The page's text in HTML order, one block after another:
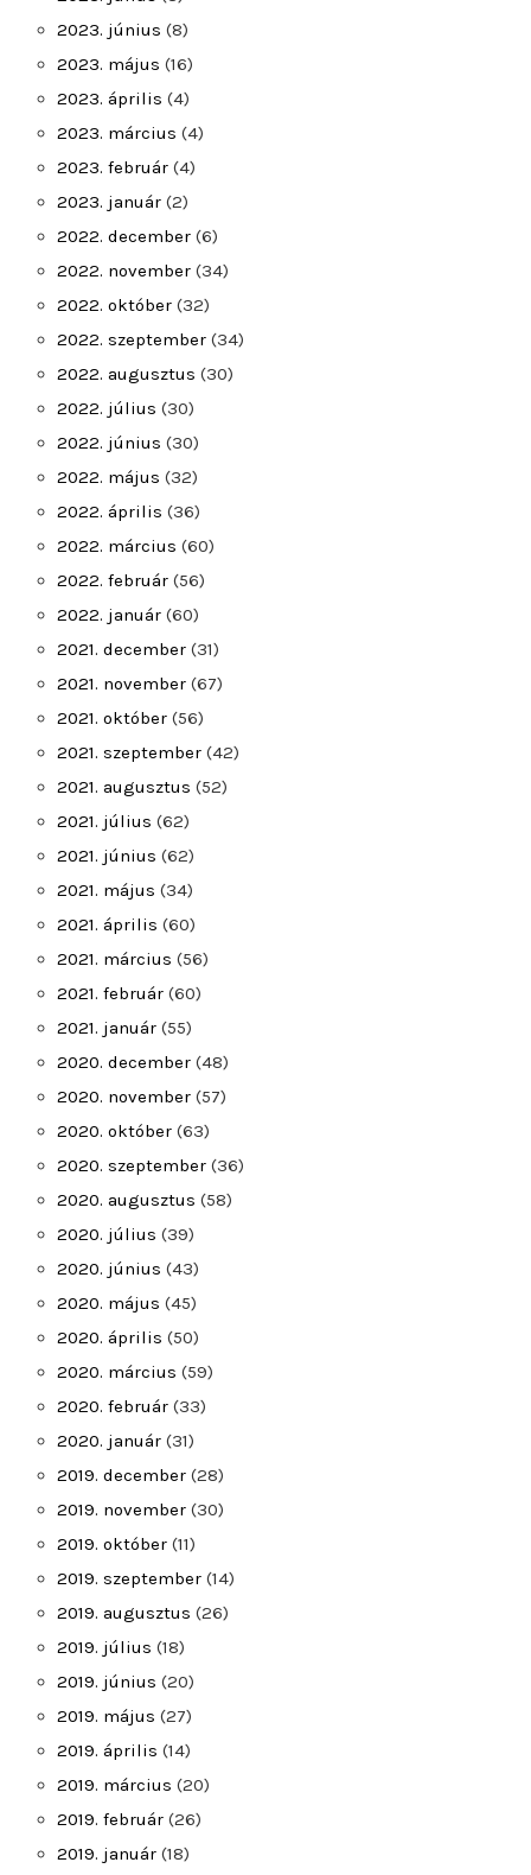
2023. június (8)
2023. május (16)
2023. április (4)
2023. március (4)
2023. február (4)
2023. január (2)
2022. december (6)
2022. november (34)
2022. október (32)
2022. szeptember (34)
2022. augusztus (30)
2022. július (30)
2022. június (30)
2022. május (32)
2022. április (36)
2022. március (60)
2022. február (56)
2022. január (60)
2021. december (31)
2021. november (67)
2021. október (56)
2021. szeptember (42)
2021. augusztus (52)
2021. július (62)
2021. június (62)
2021. május (34)
2021. április (60)
2021. március (56)
2021. február (60)
2021. január (55)
2020. december (48)
2020. november (57)
2020. október (63)
2020. szeptember (36)
2020. augusztus (58)
2020. július (39)
2020. június (43)
2020. május (45)
2020. április (50)
2020. március (59)
2020. február (33)
2020. január (31)
2019. december (28)
2019. november (30)
2019. október (11)
2019. szeptember (14)
2019. augusztus (26)
2019. július (18)
2019. június (20)
2019. május (27)
2019. április (14)
2019. március (20)
2019. február (26)
2019. január (18)